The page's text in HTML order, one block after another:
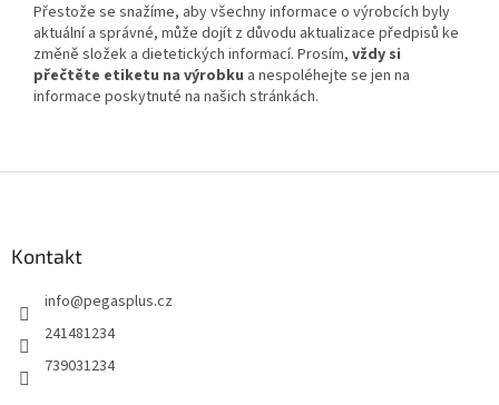
Přestože se snažíme, aby všechny informace o výrobcích byly
aktuální a správné, může dojít z důvodu aktualizace předpisů ke
změně složek a dietetických informací. Prosím, vždy si
přečtěte etiketu na výrobku a nespoléhejte se jen na
informace poskytnuté na našich stránkách.
Kontakt
info@pegasplus.cz
241481234
739031234